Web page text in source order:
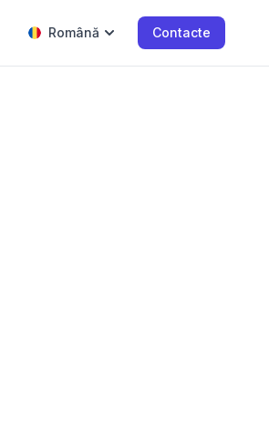
Română Contacte